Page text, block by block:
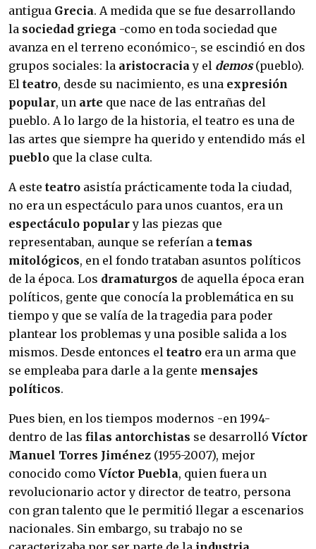
antigua Grecia. A medida que se fue desarrollando
la sociedad griega -como en toda sociedad que
avanza en el terreno económico-, se escindió en dos
grupos sociales: la aristocracia y el demos(pueblo).
El teatro, desde su nacimiento, es una expresión
popular, un arte que nace de las entrañas del
pueblo. A lo largo de la historia, el teatro es una de
las artes que siempre ha querido y entendido más el
pueblo que la clase culta.
A este teatro asistía prácticamente toda la ciudad,
no era un espectáculo para unos cuantos, era un
espectáculo populary las piezas que
representaban, aunque se referían a temas
mitológicos, en el fondo trataban asuntos políticos
de la época. Los dramaturgos de aquella época eran
políticos, gente que conocía la problemática en su
tiempo y que se valía de la tragedia para poder
plantear los problemas y una posible salida a los
mismos. Desde entonces el teatro era un arma que
se empleaba para darle a la gente mensajes
políticos.
Pues bien, en los tiempos modernos -en 1994-
dentro de las filas antorchistas se desarrolló Víctor
Manuel Torres Jiménez (1955-2007), mejor
conocido como Víctor Puebla, quien fuera un
revolucionario actor y director de teatro, persona
con gran talento que le permitió llegar a escenarios
nacionales. Sin embargo, su trabajo no se